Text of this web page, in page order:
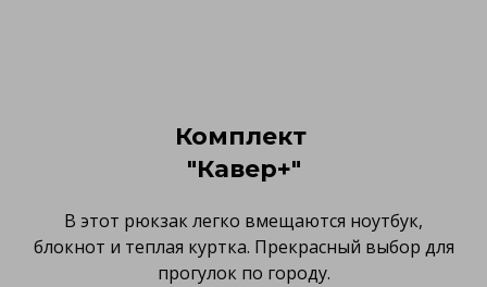
Комплект
"Кавер+"
В этот рюкзак легко вмещаются ноутбук,
блокнот и теплая куртка. Прекрасный выбор для
прогулок по городу.